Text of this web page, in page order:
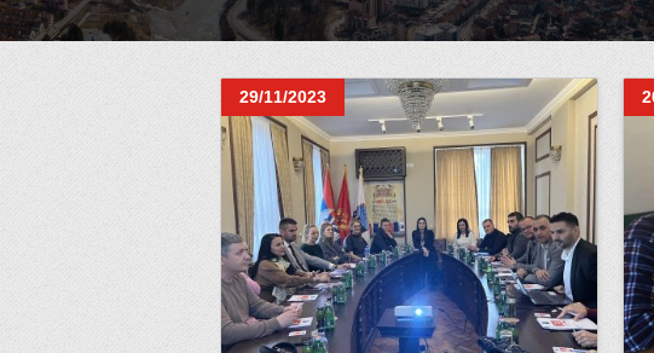
29/11/2023